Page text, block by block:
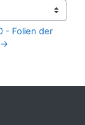
- Folien der
→